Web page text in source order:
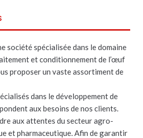
société spécialisée dans le domaine
et conditionnement de l’œuf
proposer un vaste assortiment de
dans le développement de
aux besoins de nos clients.
aux attentes du secteur agro-
et pharmaceutique. Afin de garantir